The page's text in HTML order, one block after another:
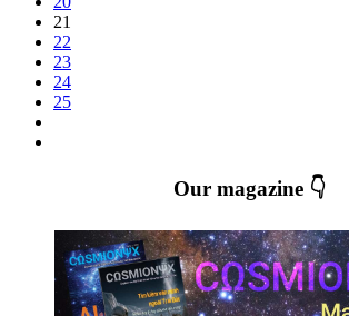
21
22
23
24
25
Our magazine 👇